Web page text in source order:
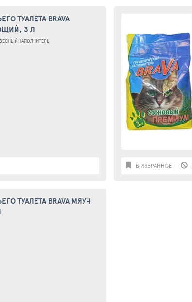
ТУАЛЕТА BRAVA
3 Л
НАПОЛНИТЕЛЬ
В ИЗБРАННОЕ
ТУАЛЕТА BRAVA МЯУЧ